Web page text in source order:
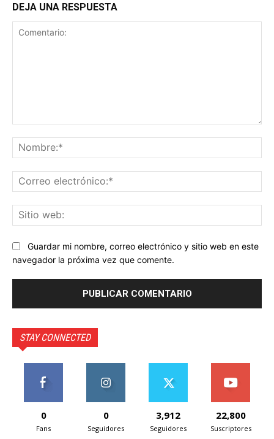
DEJA UNA RESPUESTA
Guardar mi nombre, correo electrónico y sitio web en este
navegador la próxima vez que comente.
STAY CONNECTED
0
Fans
0
Seguidores
3,912
Seguidores
22,800
Suscriptores